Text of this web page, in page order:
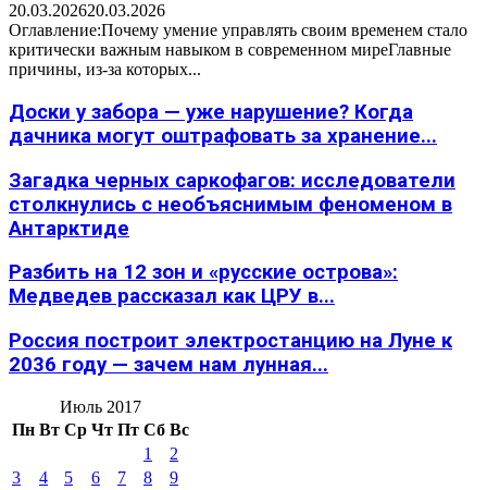
20.03.202620.03.2026
Оглавление:Почему умение управлять своим временем стало
критически важным навыком в современном миреГлавные
причины, из-за которых...
Доски у забора — уже нарушение? Когда
дачника могут оштрафовать за хранение...
Загадка черных саркофагов: исследователи
столкнулись с необъяснимым феноменом в
Антарктиде
Разбить на 12 зон и «русские острова»:
Медведев рассказал как ЦРУ в...
Россия построит электростанцию на Луне к
2036 году — зачем нам лунная...
Июль 2017
Пн Вт Ср Чт Пт Сб Вс
1
2
3
4 5 6 7 8
9